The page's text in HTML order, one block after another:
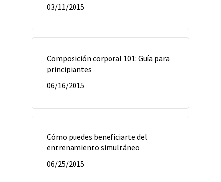
03/11/2015
Composición corporal 101: Guía para
principiantes
06/16/2015
Cómo puedes beneficiarte del
entrenamiento simultáneo
06/25/2015